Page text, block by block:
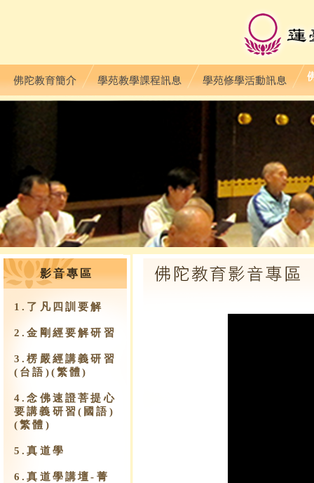
影音專區
1.了凡四訓要解
2.金剛經要解研習
3.楞嚴經講義研習
(台語)(繁體)
4.念佛速證菩提心
要講義研習(國語)
(繁體)
5.真道學
6.真道學講壇-菁